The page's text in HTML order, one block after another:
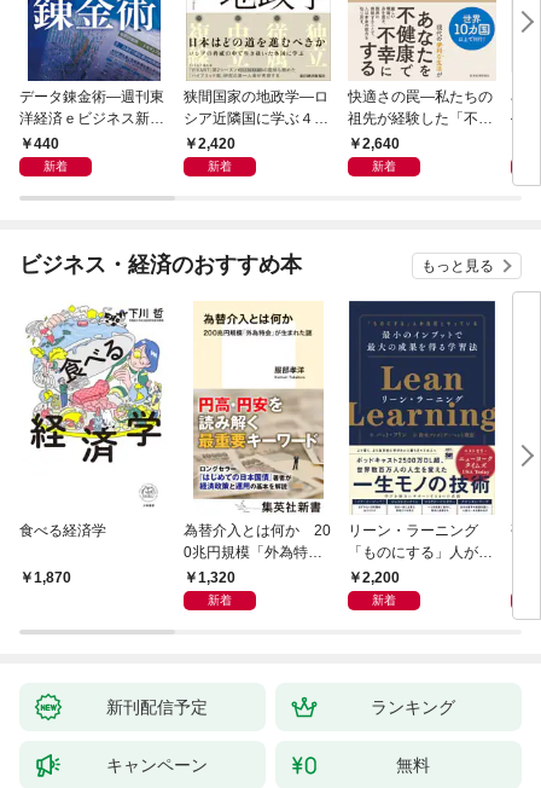
データ錬金術―週刊東
洋経済ｅビジネス新書
Ｎo.493
440
新着
狭間国家の地政学―ロ
シア近隣国に学ぶ４つ
の生き残り戦略
2,420
新着
快適さの罠―私たちの
祖先が経験した「不快
さ」が人生を充実させ
る
2,640
新着
石
―大
２
ビジネス・経済のおすすめ本 もっと見る
食べる経済学
1,870
為替介入とは何か 20
0兆円規模「外為特
会」が生まれた謎
1,320
新着
リーン・ラーニング
「ものにする」人が自
然とやっている 最小の
インプットで最大の成
2,200
新着
研
新刊配信予定 ランキング
キャンペーン 無料